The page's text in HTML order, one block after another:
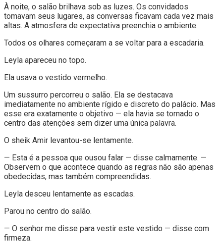
À noite, o salão brilhava sob as luzes. Os convidados
tomavam seus lugares, as conversas ficavam cada vez mais
altas. A atmosfera de expectativa preenchia o ambiente.
Todos os olhares começaram a se voltar para a escadaria.
Leyla apareceu no topo.
Ela usava o vestido vermelho.
Um sussurro percorreu o salão. Ela se destacava
imediatamente no ambiente rígido e discreto do palácio. Mas
esse era exatamente o objetivo — ela havia se tornado o
centro das atenções sem dizer uma única palavra.
O sheik Amir levantou-se lentamente.
— Esta é a pessoa que ousou falar — disse calmamente. —
Observem o que acontece quando as regras não são apenas
obedecidas, mas também compreendidas.
Leyla desceu lentamente as escadas.
Parou no centro do salão.
— O senhor me disse para vestir este vestido — disse com
firmeza.